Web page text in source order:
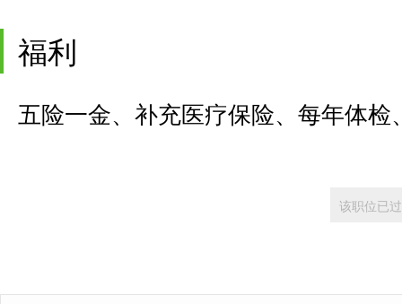
福利
五险一金、补充医疗保险、每年体检
该职位已